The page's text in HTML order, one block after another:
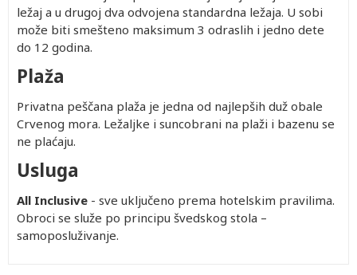
ležaj a u drugoj dva odvojena standardna ležaja. U sobi
može biti smešteno maksimum 3 odraslih i jedno dete
do 12 godina.
Plaža
Privatna peščana plaža je jedna od najlepših duž obale
Crvenog mora. Ležaljke i suncobrani na plaži i bazenu se
ne plaćaju.
Usluga
All Inclusive - sve uključeno prema hotelskim pravilima.
Obroci se služe po principu švedskog stola –
samoposluživanje.